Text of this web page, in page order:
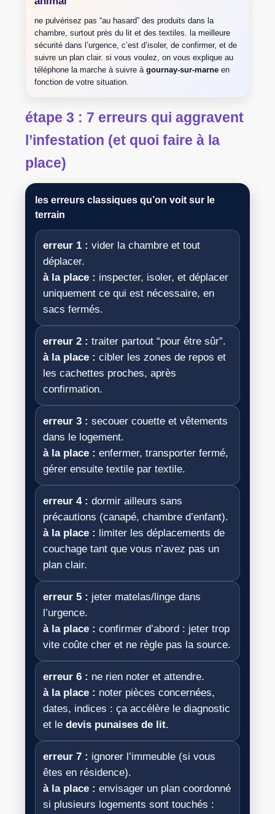
ne pulvérisez pas “au hasard” des produits dans la
chambre, surtout près du lit et des textiles. la meilleure
sécurité dans l’urgence, c’est d’isoler, de confirmer, et de
suivre un plan clair. si vous voulez, on vous explique au
téléphone la marche à suivre à gournay-sur-marne en
fonction de votre situation.
étape 3 : 7 erreurs qui aggravent
l’infestation (et quoi faire à la
place)
les erreurs classiques qu’on voit sur le
terrain
erreur 1 : vider la chambre et tout
déplacer.
à la place : inspecter, isoler, et déplacer
uniquement ce qui est nécessaire, en
sacs fermés.
erreur 2 : traiter partout “pour être sûr”.
à la place : cibler les zones de repos et
les cachettes proches, après
confirmation.
erreur 3 : secouer couette et vêtements
dans le logement.
à la place : enfermer, transporter fermé,
gérer ensuite textile par textile.
erreur 4 : dormir ailleurs sans
précautions (canapé, chambre d’enfant).
à la place : limiter les déplacements de
couchage tant que vous n’avez pas un
plan clair.
erreur 5 : jeter matelas/linge dans
l’urgence.
à la place : confirmer d’abord : jeter trop
vite coûte cher et ne règle pas la source.
erreur 6 : ne rien noter et attendre.
à la place : noter pièces concernées,
dates, indices : ça accélère le diagnostic
et le devis punaises de lit.
erreur 7 : ignorer l’immeuble (si vous
êtes en résidence).
à la place : envisager un plan coordonné
si plusieurs logements sont touchés :